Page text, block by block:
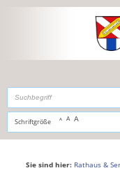
,zur Navigationoder
Schriftgröße A A A
Sie sind hier: Rathaus &